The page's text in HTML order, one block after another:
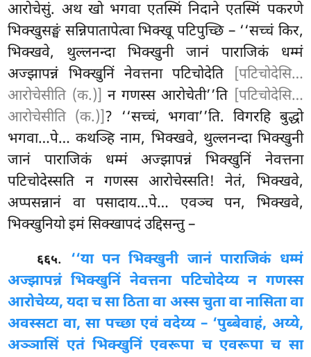
आरोचेसुं. अथ खो भगवा एतस्मिं निदाने एतस्मिं पकरणे
भिक्खुसङ्घं सन्निपातापेत्वाभिक्खू पटिपुच्छि – ‘‘सच्चं किर,
भिक्खवे, थुल्लनन्दा भिक्खुनी जानं पाराजिकं धम्मं
अज्झापन्नं भिक्खुनिं नेवत्तना पटिचोदेति
[पटिचोदेसि…
आरोचेसीति (क.)] न गणस्स आरोचेती’’ति [पटिचोदेसि…
आरोचेसीति (क.)]? ‘‘सच्चं, भगवा’’ति. विगरहि बुद्धो
भगवा…पे… कथञ्हि नाम, भिक्खवे, थुल्लनन्दा भिक्खुनी
जानं पाराजिकं धम्मं अज्झापन्नं भिक्खुनिं नेवत्तना
पटिचोदेस्सति न गणस्स आरोचेस्सति! नेतं, भिक्खवे,
अप्पसन्नानं वा पसादाय…पे… एवञ्च पन, भिक्खवे,
भिक्खुनियो इमं सिक्खापदं उद्दिसन्तु –
६६५. ‘‘या पन भिक्खुनी जानं पाराजिकं धम्मं
अज्झापन्नं भिक्खुनिं नेवत्तना पटिचोदेय्य न गणस्स
आरोचेय्य, यदा च सा ठिता वा अस्स चुता वा नासिता वा
अवस्सटा वा, सा पच्छा एवं वदेय्य – ‘पुब्बेवाहं, अय्ये,
अञ्ञासिं एतं भिक्खुनिं एवरूपा च एवरूपा च सा